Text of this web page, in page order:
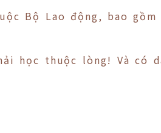
Bộ Lao động, bao gồm
học thuộc lòng! Và có